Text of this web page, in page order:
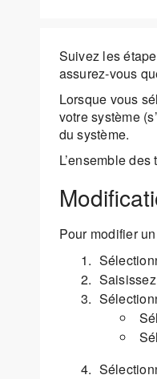
Suivez les
assurez-vous
Lorsque vous
votre système
du système.
L’ensemble
Pour modifier